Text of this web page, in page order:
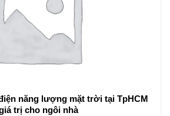
năng lượng mặt trời tại TpHCM
trị cho ngôi nhà